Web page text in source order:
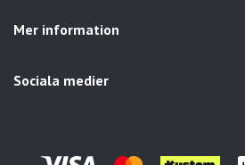
Mer information
Sociala medier